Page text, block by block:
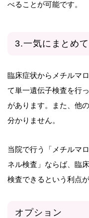
べることが可能です。
3.一気にまとめ
臨床症状からメチルマ
て単一遺伝子検査を行
があります。また、他
分かりません。
当院で行う「メチルマ
ネル検査」ならば、臨
検査できるという利点が
オプション